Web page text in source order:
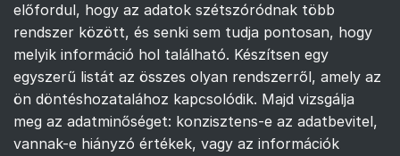
előfordul, hogy az adatok szétszóródnak több
rendszer között, és senki sem tudja pontosan, hogy
melyik információ hol található. Készítsen egy
egyszerű listát az összes olyan rendszerről, amely az
ön döntéshozatalához kapcsolódik. Majd vizsgálja
meg az adatminőséget: konzisztens-e az adatbevitel,
vannak-e hiányzó értékek, vagy az információk